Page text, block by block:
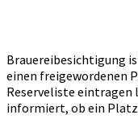
Brauereibesichtigung
einen freigewordenen
Reserveliste eintragen
informiert, ob ein